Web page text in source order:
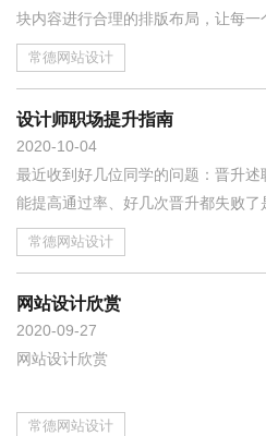
块内容进行合理的排版布局，让每一
网站设计中占据篇幅最多的就是图片
站设计效果，就需要将图片和文字合
常德网站设计
10-04
2020
设计师职场提升指南
最近收到好几位同学的问题：晋升
能提高通过率、好几次晋升都失败了
常德网站设计
09-27
2020
网站设计欣赏
网站设计欣赏
常德网站设计